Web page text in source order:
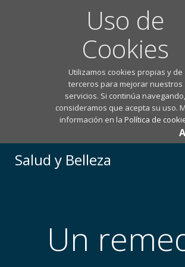
Uso de
Cookies
Utilizamos cookies propias y de
terceros para mejorar nuestros
servicios. Si continúa navegando,
consideramos que acepta su uso.
información en laPolítica de
Salud y Belleza
Un